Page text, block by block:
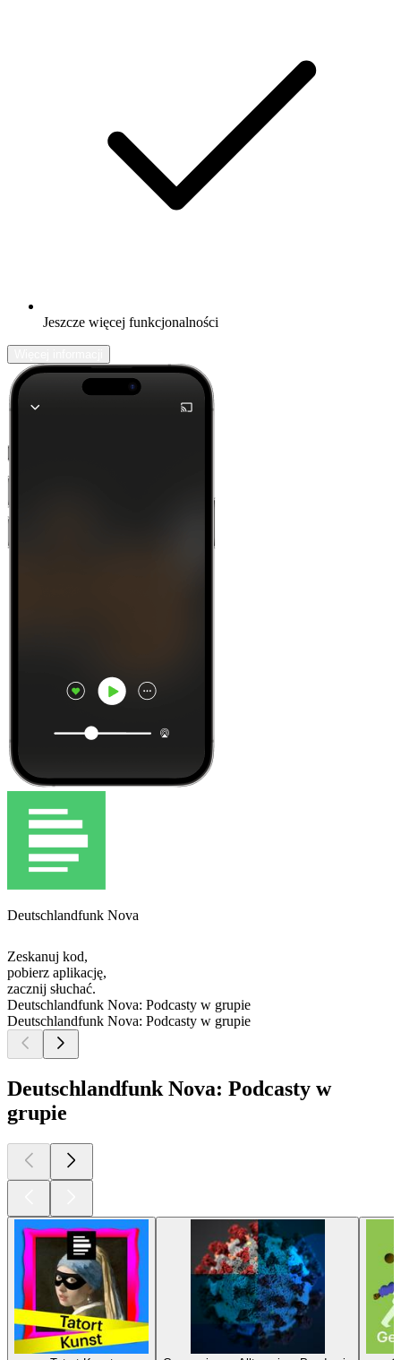
Jeszcze więcej funkcjonalności
Deutschlandfunk Nova
Zeskanuj kod,
pobierz aplikację,
zacznij słuchać.
Deutschlandfunk Nova: Podcasty w grupie
Deutschlandfunk Nova: Podcasty w grupie
Deutschlandfunk Nova: Podcasty w
grupie